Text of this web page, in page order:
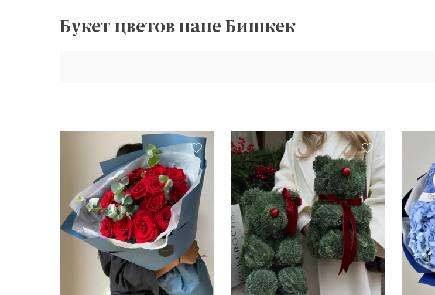
ПОВОД
Букет цветов папе Бишкек